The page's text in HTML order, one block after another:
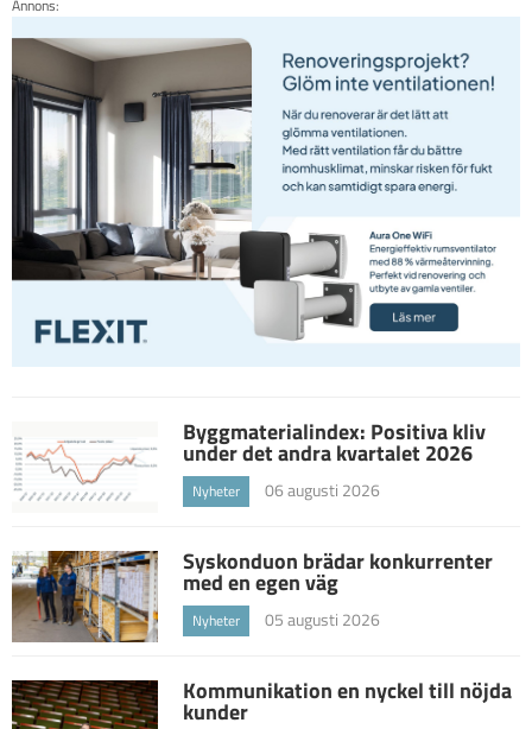
Annons:
Byggmaterialindex: Positiva kliv
under det andra kvartalet 2026
Nyheter 06 augusti 2026
Syskonduon brädar konkurrenter
med en egen väg
Nyheter 05 augusti 2026
Kommunikation en nyckel till nöjda
kunder